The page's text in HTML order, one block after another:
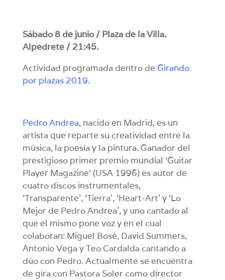
Sábado 8 de junio / Plaza de la Villa.
Alpedrete / 21:45.
Actividad programada dentro de Girando
por plazas 2019.
Pedro Andrea, nacido en Madrid, es un
artista que reparte su creatividad entre la
música, la poesía y la pintura. Ganador del
prestigioso primer premio mundial ‘Guitar
Player Magazine‘ (USA 1996) es autor de
cuatro discos instrumentales,
‘Transparente’, ‘Tierra’, ‘Heart-Art’ y ‘Lo
Mejor de Pedro Andrea’, y uno cantado al
que el mismo pone voz y en el cual
colaboran: Miguel Bosé, David Summers,
Antonio Vega y Teo Cardalda cantando a
dúo con Pedro. Actualmente se encuentra
de gira con Pastora Soler como director